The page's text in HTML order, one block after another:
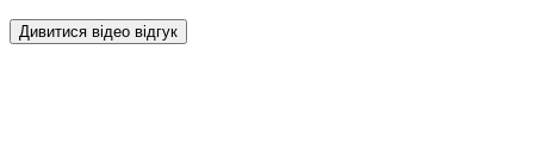
Дивитися відео відгук